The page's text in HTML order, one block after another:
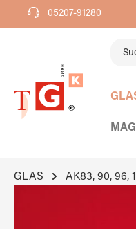
Zur
05207-91280
GLAS AK83, 90, 96,